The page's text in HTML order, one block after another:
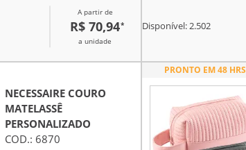
A partir de
R$ 70,94*
a unidade
Disponível:2.502
NECESSAIRE COURO
MATELASSÊ
PERSONALIZADO
COD.: 6870
PRONTO EM 48 HRS